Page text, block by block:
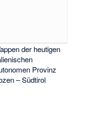
der heutigen
Provinz
– Südtirol